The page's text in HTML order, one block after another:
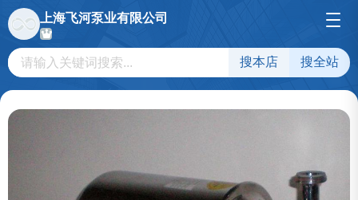
上海飞河泵业有限公司
搜本店 搜全站